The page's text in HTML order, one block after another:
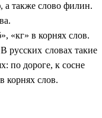
а также слово филин.
«кг» в корнях слов.
русских словах такие
по дороге, к сосне
корнях слов.